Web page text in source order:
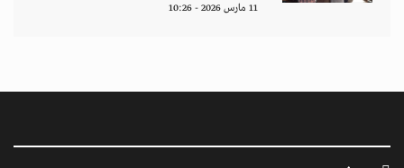
11 مارس 2026 - 10:26